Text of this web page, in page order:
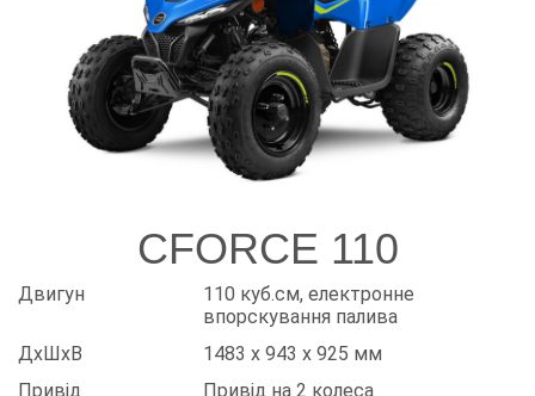
CFORCE 110
Двигун
110 куб.см, електронне
впорскування палива
ДхШхВ
1483 x 943 x 925 мм
Привід
Привід на 2 колеса